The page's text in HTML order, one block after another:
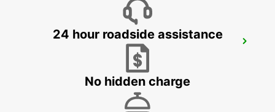
BRUSSELS ZAVENTEM AIRPORT
24 hour roadside assistance
No hidden charge